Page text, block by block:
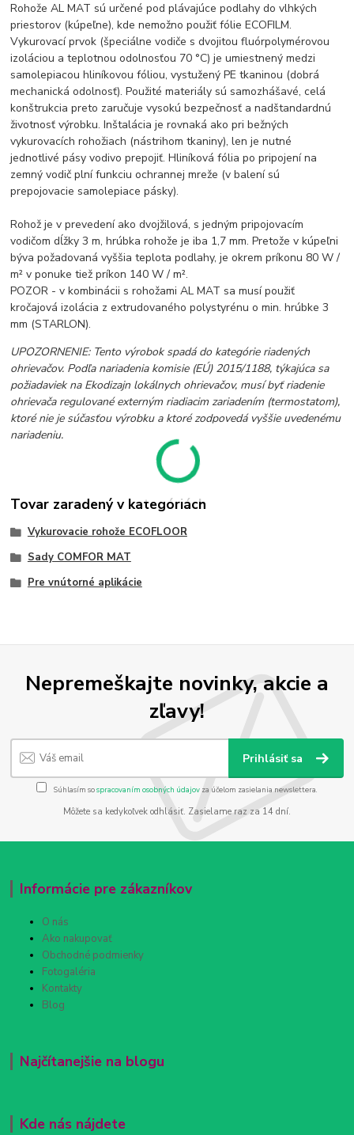
Rohože AL MAT sú určené pod plávajúce podlahy do vlhkých
priestorov (kúpeľne), kde nemožno použiť fólie ECOFILM.
Vykurovací prvok (špeciálne vodiče s dvojitou fluórpolymérovou
izoláciou a teplotnou odolnosťou 70 °C) je umiestnený medzi
samolepiacou hliníkovou fóliou, vystužený PE tkaninou (dobrá
mechanická odolnosť). Použité materiály sú samozhášavé, celá
konštrukcia preto zaručuje vysokú bezpečnosť a nadštandardnú
životnosť výrobku. Inštalácia je rovnaká ako pri bežných
vykurovacích rohožiach (nástrihom tkaniny), len je nutné
jednotlivé pásy vodivo prepojiť. Hliníková fólia po pripojení na
zemný vodič plní funkciu ochrannej mreže (v balení sú
prepojovacie samolepiace pásky).
Rohož je v prevedení ako dvojžilová, s jedným pripojovacím
vodičom dĺžky 3 m, hrúbka rohože je iba 1,7 mm. Pretože v kúpeľni
býva požadovaná vyššia teplota podlahy, je okrem príkonu 80 W /
m² v ponuke tiež príkon 140 W / m².
POZOR - v kombinácii s rohožami AL MAT sa musí použiť
kročajová izolácia z extrudovaného polystyrénu o min. hrúbke 3
mm (STARLON).
UPOZORNENIE: Tento výrobok spadá do kategórie riadených
ohrievačov. Podľa nariadenia komisie (EÚ) 2015/1188, týkajúca sa
požiadaviek na Ekodizajn lokálnych ohrievačov, musí byť riadenie
ohrievača regulované externým riadiacim zariadením (termostatom),
ktoré nie je súčasťou výrobku a ktoré zodpovedá vyššie uvedenému
nariadeniu.
Tovar zaradený v kategóriách
Vykurovacie rohože ECOFLOOR
Sady COMFOR MAT
Pre vnútorné aplikácie
Nepremeškajte novinky, akcie a
zľavy!
Prihlásiť sa
Súhlasím sospracovaním osobných údajov za účelom zasielania newslettera.
Môžete sa kedykoľvek odhlásiť. Zasielame raz za 14 dní.
Informácie pre zákazníkov
O nás
Ako nakupovať
Obchodné podmienky
Fotogaléria
Kontakty
Blog
Najčítanejšie na blogu
Kde nás nájdete